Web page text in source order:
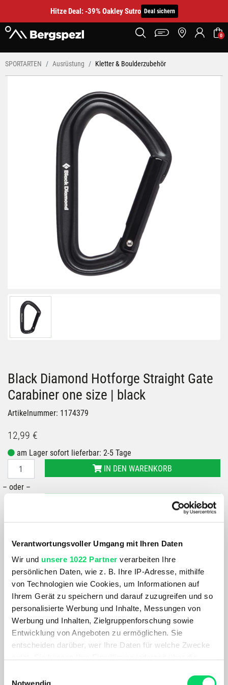
Verantwortungsvoller Umgang mit Ihren Daten
Wir und unsere 1022 Partner verarbeiten Ihre
persönlichen Daten, wie z. B. Ihre IP-Adresse, mithilfe
von Technologien wie Cookies, um Informationen auf
Ihrem Gerät zu speichern und darauf zuzugreifen und so
personalisierte Werbung und Inhalte, Messungen von
Werbung und Inhalten, Zielgruppenforschung sowie
Entwicklung von Angeboten zu ermöglichen. Sie
entscheiden darüber, wer Ihre Daten für welche Zwecke
Trigger Symbol ändern oder widerrufen
Notwendig
Hitze Deal: -39% Oakley Sutro Deal sichern
0
SPORTARTEN Ausrüstung Kletter & Boulderzubehör
Black Diamond Hotforge Straight Gate
Carabiner one size | black
Artikelnummer: 1174379
12,99 €
am Lager sofort lieferbar: 2-5 Tage
IN DEN WARENKORB
– oder –
GRÖSSE VERFÜGBAR IN
Du hast eine Frage?
Wir rufen dich an und beraten dich gerne.
PRODUKTDETAILS
Geschlecht
Unisex
Einsatzbereich
Klettern, Sichern, Alpinismus